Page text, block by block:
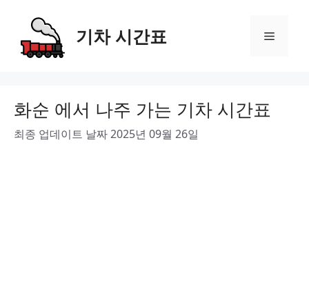
content
기차 시간표 Menu
화순 에서 나주 가는 기차 시간표
최종 업데이트 날짜 2025년 09월 26일